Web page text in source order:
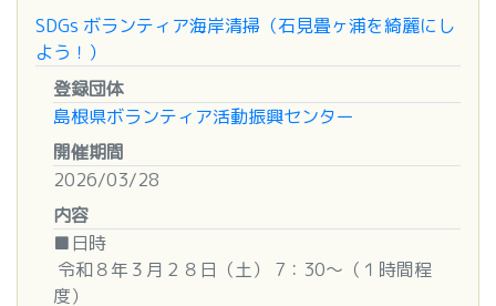
■その他
第１課程を修了した方には個別で第２課程の受講希
望をお聞きします。
第２課程についての詳細はHP、チラシにてご確認
ください。
島根いのちの電話事務局
〒 690-0011 島根県松江市東津田町 1741-3 いき
いきプラザ島根内
■活動内容
① 来館者への館内誘導（玄関での応対、門前誘客
など）
② 展示室や館内施設等の案内
③ 館内、敷地内の美化活動（庭や溝の中の草取
④ イベント開催のサポート（催し物、講座での受
付、運営補助など）
などから、ご自分で選択していただきます。
SDGs ボランティア海岸清掃（石見畳ヶ浦を綺麗にし
よう！）
登録団体
島根県ボランティア活動振興センター
開催期間
2026/03/28
内容
■日時
令和８年３月２８日（土） 7：30～（１時間程
度）